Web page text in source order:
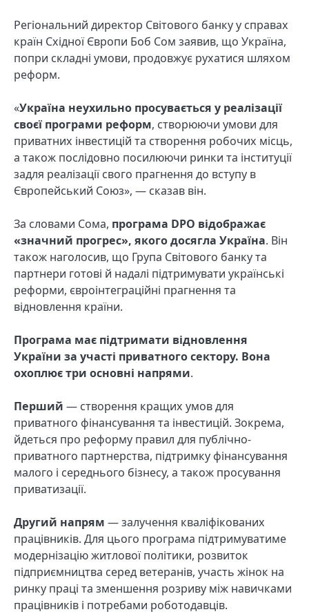
Регіональний директор Світового банку у справах
країн Східної Європи Боб Сом заявив, що Україна,
попри складні умови, продовжує рухатися шляхом
реформ.
«Україна неухильно просувається у реалізації
своєї програми реформ, створюючи умови для
приватних інвестицій та створення робочих місць,
а також послідовно посилюючи ринки та інституції
задля реалізації свого прагнення до вступу в
Європейський Союз», — сказав він.
За словами Сома, програма DPO відображає
«значний прогрес», якого досягла Україна. Він
також наголосив, що Група Світового банку та
партнери готові й надалі підтримувати українські
реформи, євроінтеграційні прагнення та
відновлення країни.
Програма має підтримати відновлення
України за участі приватного сектору. Вона
охоплює три основні напрями.
Перший — створення кращих умов для
приватного фінансування та інвестицій. Зокрема,
йдеться про реформу правил для публічно-
приватного партнерства, підтримку фінансування
малого і середнього бізнесу, а також просування
приватизації.
Другий напрям — залучення кваліфікованих
працівників. Для цього програма підтримуватиме
модернізацію житлової політики, розвиток
підприємництва серед ветеранів, участь жінок на
ринку праці та зменшення розриву між навичками
працівників і потребами роботодавців.